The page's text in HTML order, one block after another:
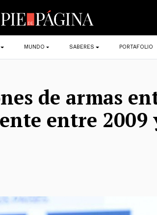
MUNDO SABERES PORTAFOLIO
de armas
entre 2009